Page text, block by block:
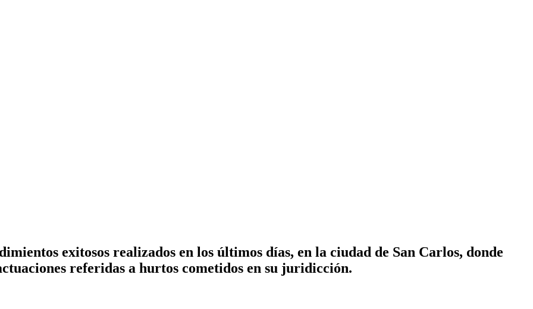
exitosos realizados en los últimos días, en la ciudad de San Carlos, donde
referidas a hurtos cometidos en su juridicción.